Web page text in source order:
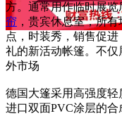
方。通常用作临时展览
帘 ，贵宾休息室，所
点，时装秀，销售促
礼的新活动帐篷。不
外市场
德国大篷采用高强度轻
进口双面PVC涂层的